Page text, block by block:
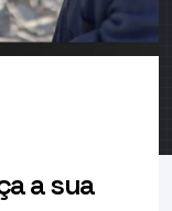
a sua